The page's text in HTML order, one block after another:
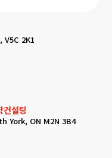
2K1
설팅
York, ON M2N 3B4